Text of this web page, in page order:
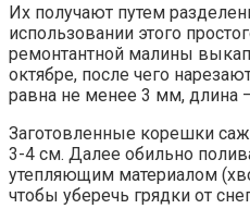
Их получают путем
использовании этого
ремонтантной малины
октябре, после чего
равна не менее 3 мм, длина
Заготовленные корешки
3-4 см. Далее обильно
утепляющим материалом
чтобы уберечь грядки от